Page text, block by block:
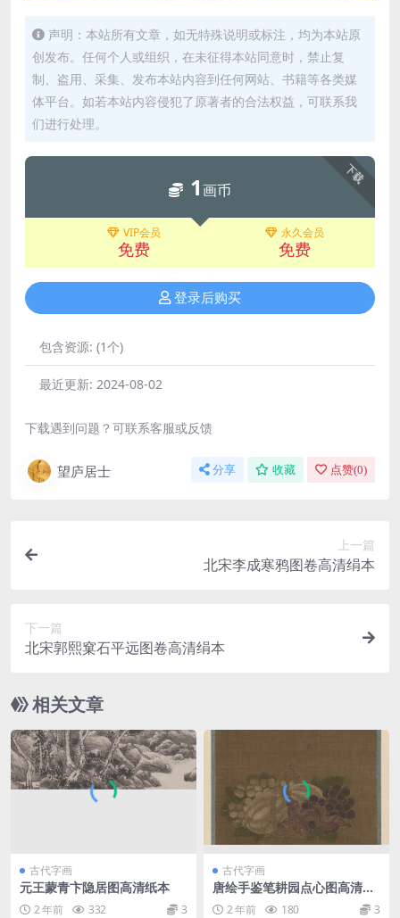
声明：本站所有文章，如无特殊说明或标注，均为本站原
创发布。任何个人或组织，在未征得本站同意时，禁止复
制、盗用、采集、发布本站内容到任何网站、书籍等各类媒
体平台。如若本站内容侵犯了原著者的合法权益，可联系我
们进行处理。
下载
1画币
VIP会员
免费
永久会员
免费
登录后购买
包含资源: (1个)
最近更新: 2024-08-02
下载遇到问题？可联系客服或反馈
望庐居士 分享 收藏 点赞(0)
上一篇
北宋李成寒鸦图卷高清绢本
下一篇
北宋郭熙窠石平远图卷高清绢本
相关文章
古代字画
元王蒙青卞隐居图高清纸本
2 年前 332 3
古代字画
唐绘手鉴笔耕园点心图高清绢
本 2 年前 180 3